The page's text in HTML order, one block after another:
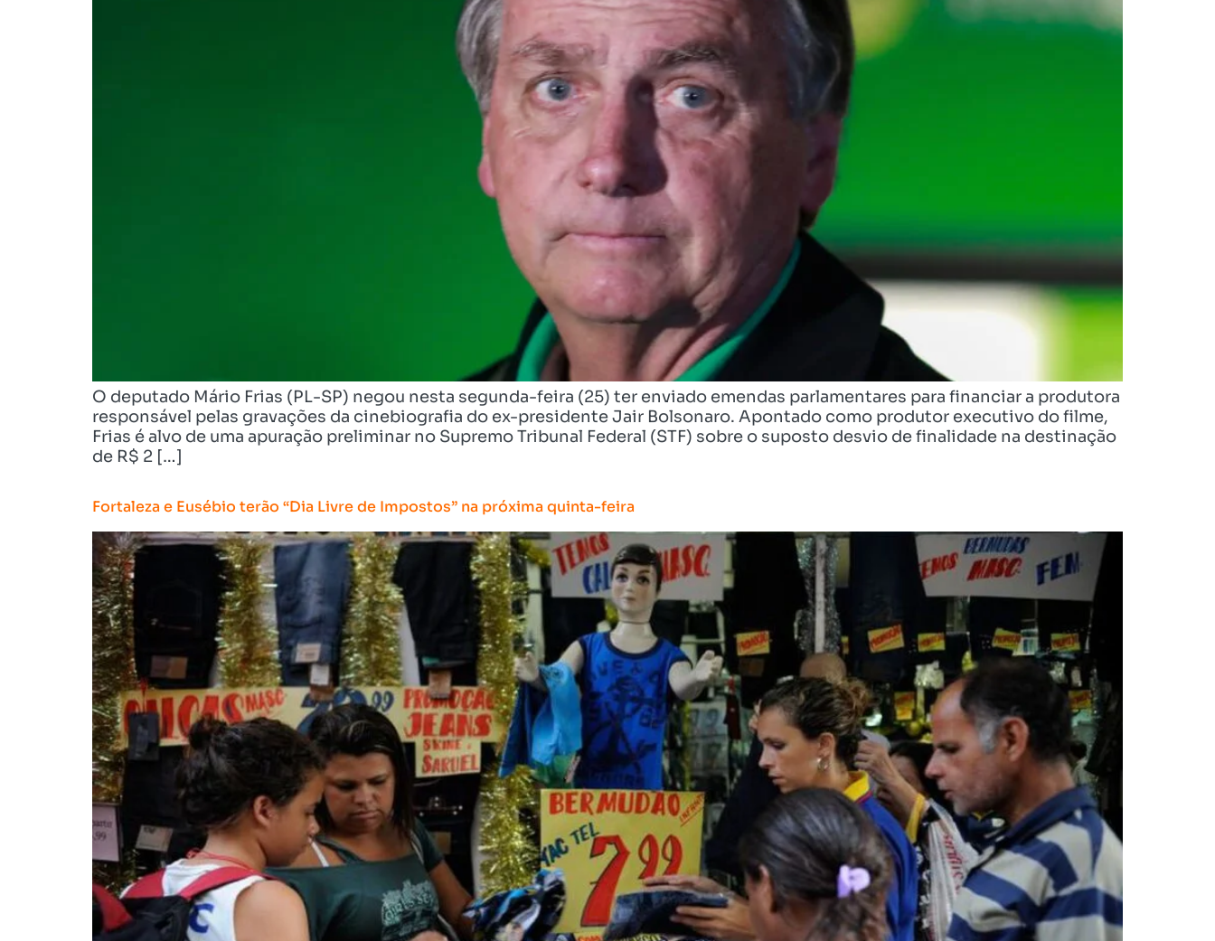
O deputado Mário Frias (PL-SP) negou nesta segunda-feira (25) ter enviado emendas parlamentares para financiar a produtora
responsável pelas gravações da cinebiografia do ex-presidente Jair Bolsonaro. Apontado como produtor executivo do filme,
Frias é alvo de uma apuração preliminar no Supremo Tribunal Federal (STF) sobre o suposto desvio de finalidade na destinação
de R$ 2 […]
Fortaleza e Eusébio terão “Dia Livre de Impostos” na próxima quinta-feira